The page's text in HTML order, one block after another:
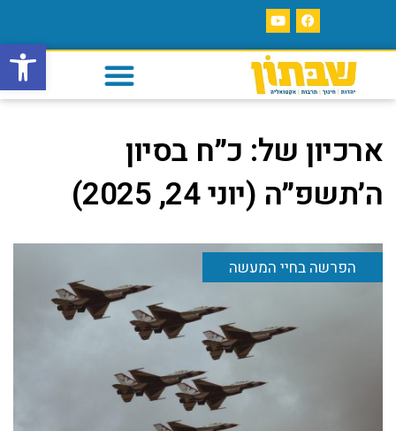
פתח
ארכיון של: כ״ח בסיון
ה׳תשפ״ה (יוני 24, 2025)
הפרשה בחיי המעשה